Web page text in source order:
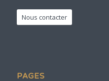
Nous contacter
PAGES